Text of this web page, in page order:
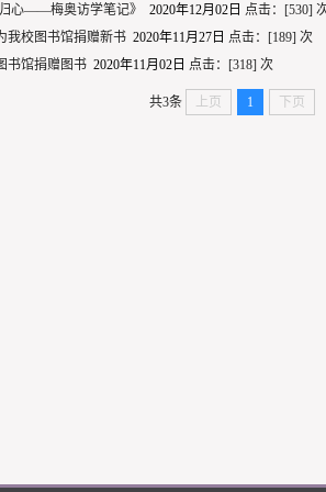
心——梅奥访学笔记》 2020年12月02日 点击：[530]
我校图书馆捐赠新书 2020年11月27日 点击：[189] 次
书馆捐赠图书 2020年11月02日 点击：[318] 次
共3条 上页 1 下页